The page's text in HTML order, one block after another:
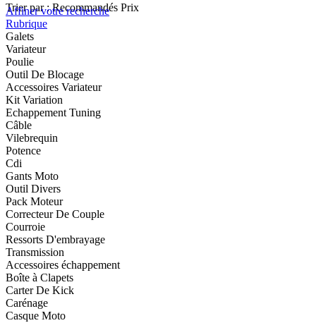
Trier par : Recommandés Prix
Affiner votre recherche
Rubrique
Galets
Variateur
Poulie
Outil De Blocage
Accessoires Variateur
Kit Variation
Echappement Tuning
Câble
Vilebrequin
Potence
Cdi
Gants Moto
Outil Divers
Pack Moteur
Correcteur De Couple
Courroie
Ressorts D'embrayage
Transmission
Accessoires échappement
Boîte à Clapets
Carter De Kick
Carénage
Casque Moto